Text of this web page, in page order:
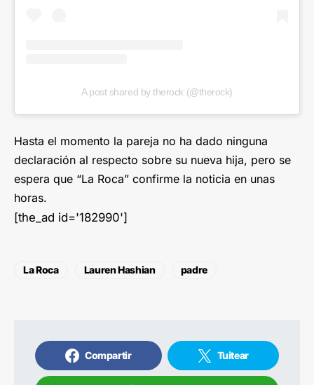
A post shared by therock (@therock)
Hasta el momento la pareja no ha dado ninguna
declaración al respecto sobre su nueva hija, pero se
espera que “La Roca” confirme la noticia en unas
horas.
[the_ad id='182990']
La Roca Lauren Hashian padre
Compartir Tuitear